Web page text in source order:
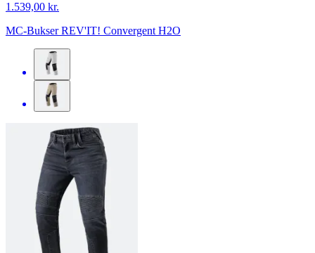
1.539,00 kr.
MC-Bukser REV'IT! Convergent H2O